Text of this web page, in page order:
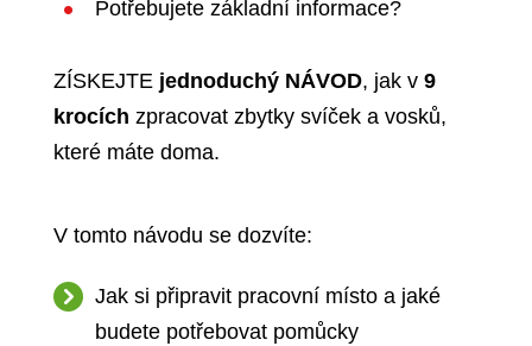
Potřebujete základní informace?
ZÍSKEJTE jednoduchý NÁVOD, jak v9
krocích zpracovat zbytky svíček a vosků,
které máte doma.
V tomto návodu se dozvíte:
Jak si připravit pracovní místo a jaké
budete potřebovat pomůcky